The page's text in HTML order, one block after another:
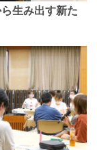
生み出す新た